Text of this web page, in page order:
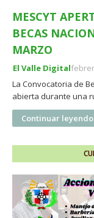
MESCYT
BECAS
MARZO
El Valle Digital
La Convocatoria de
abierta durante una
Continuar